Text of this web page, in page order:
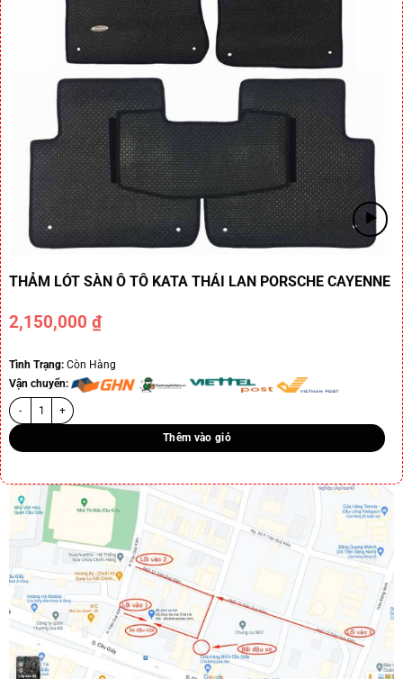
THẢM LÓT SÀN Ô TÔ KATA THÁI LAN PORSCHE CAYENNE
2,150,000₫
Tình Trạng:Còn Hàng
Vận chuyển:
Thêm vào giỏ